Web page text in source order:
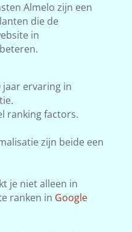
Almelo zijn een
die de
in
jaar ervaring in
ranking factors.
zijn beide een
je niet alleen in
ranken in Google